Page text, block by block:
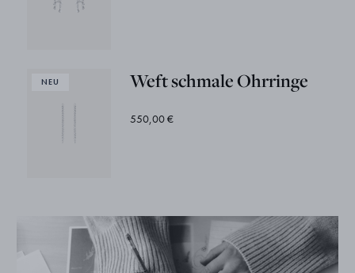
Weft schmale Ohrringe
550,00 €